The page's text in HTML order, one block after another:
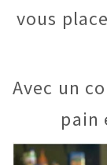
vous
Avec un
pain